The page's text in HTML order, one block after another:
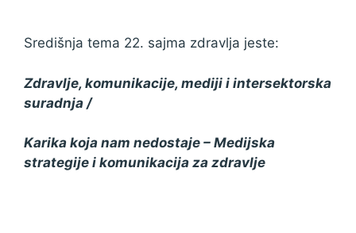
Središnja tema 22. sajma zdravlja jeste:
Zdravlje, komunikacije, mediji i intersektorska
suradnja /
Karika koja nam nedostaje – Medijska
strategije i komunikacija za zdravlje